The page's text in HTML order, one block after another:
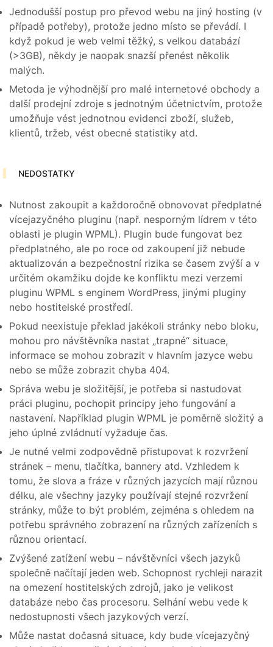
Jednodušší postup pro převod webu na jiný hosting (v
případě potřeby), protože jedno místo se převádí. I
když pokud je web velmi těžký, s velkou databází
(>3GB), někdy je naopak snazší přenést několik
malých.
Metoda je výhodnější pro malé internetové obchody a
další prodejní zdroje s jednotným účetnictvím, protože
umožňuje vést jednotnou evidenci zboží, služeb,
klientů, tržeb, vést obecné statistiky atd.
NEDOSTATKY
Nutnost zakoupit a každoročně obnovovat předplatné
vícejazyčného pluginu (např. nesporným lídrem v této
oblasti je plugin WPML). Plugin bude fungovat bez
předplatného, ​​ale po roce od zakoupení již nebude
aktualizován a bezpečnostní rizika se časem zvýší a v
určitém okamžiku dojde ke konfliktu mezi verzemi
pluginu WPML s enginem WordPress, jinými pluginy
nebo hostitelské prostředí.
Pokud neexistuje překlad jakékoli stránky nebo bloku,
mohou pro návštěvníka nastat „trapné“ situace,
informace se mohou zobrazit v hlavním jazyce webu
nebo se může zobrazit chyba 404.
Správa webu je složitější, je potřeba si nastudovat
práci pluginu, pochopit principy jeho fungování a
nastavení. Například plugin WPML je poměrně složitý a
jeho úplné zvládnutí vyžaduje čas.
Je nutné velmi zodpovědně přistupovat k rozvržení
stránek – menu, tlačítka, bannery atd. Vzhledem k
tomu, že slova a fráze v různých jazycích mají různou
délku, ale všechny jazyky používají stejné rozvržení
stránky, může to být problém, zejména s ohledem na
potřebu správného zobrazení na různých zařízeních s
různou orientací.
Zvýšené zatížení webu – návštěvníci všech jazyků
společně načítají jeden web. Schopnost rychleji narazit
na omezení hostitelských zdrojů, jako je velikost
databáze nebo čas procesoru. Selhání webu vede k
nedostupnosti všech jazykových verzí.
Může nastat dočasná situace, kdy bude vícejazyčný